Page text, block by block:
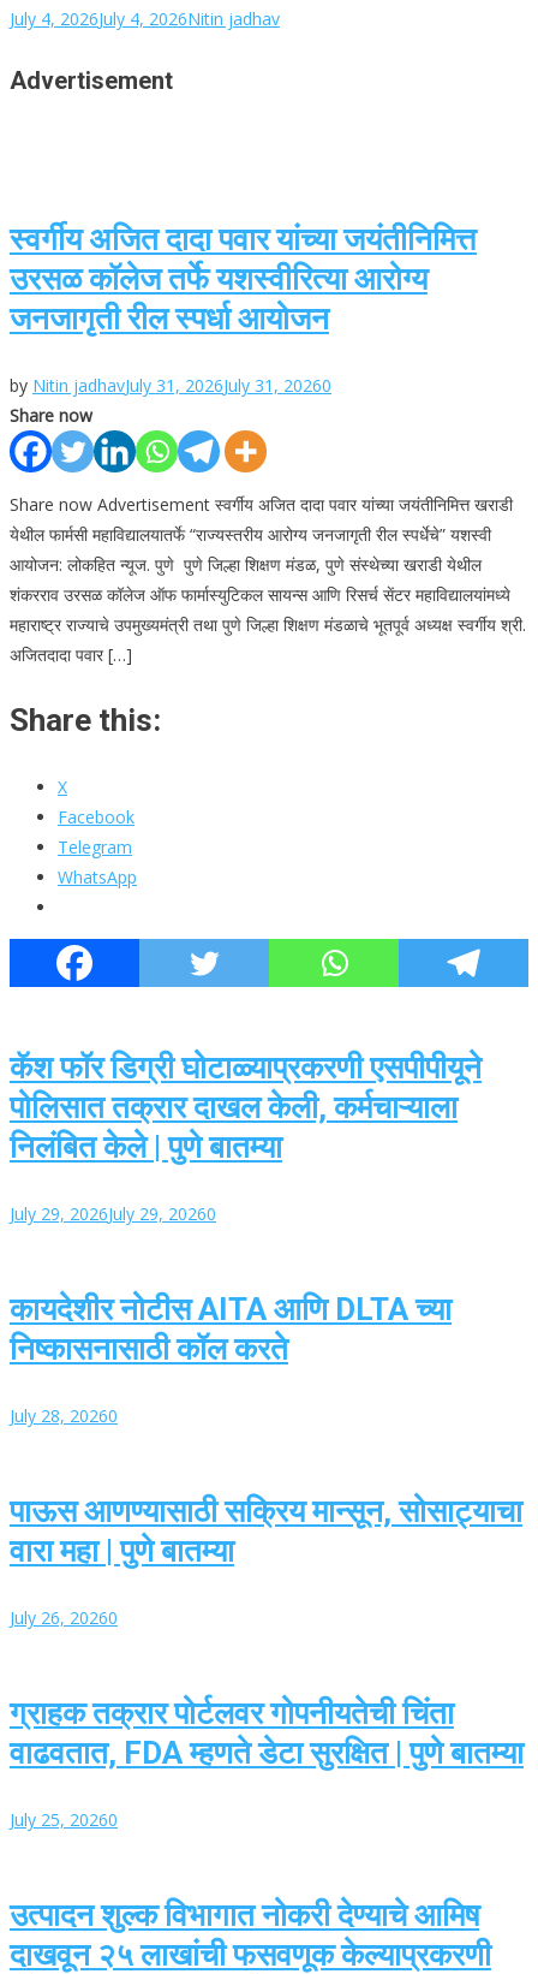
July 4, 2026July 4, 2026Nitin jadhav
Advertisement
स्वर्गीय अजित दादा पवार यांच्या जयंतीनिमित्त
उरसळ कॉलेज तर्फे यशस्वीरित्या आरोग्य
जनजागृती रील स्पर्धा आयोजन
by Nitin jadhavJuly 31, 2026July 31, 20260
Share now
Share now Advertisement स्वर्गीय अजित दादा पवार यांच्या जयंतीनिमित्त खराडी
येथील फार्मसी महाविद्यालयातर्फे “राज्यस्तरीय आरोग्य जनजागृती रील स्पर्धेचे” यशस्वी
आयोजन: लोकहित न्यूज. पुणे पुणे जिल्हा शिक्षण मंडळ, पुणे संस्थेच्या खराडी येथील
शंकरराव उरसळ कॉलेज ऑफ फार्मास्युटिकल सायन्स आणि रिसर्च सेंटर महाविद्यालयांमध्ये
महाराष्ट्र राज्याचे उपमुख्यमंत्री तथा पुणे जिल्हा शिक्षण मंडळाचे भूतपूर्व अध्यक्ष स्वर्गीय श्री.
अजितदादा पवार […]
Share this:
X
Facebook
Telegram
WhatsApp
कॅश फॉर डिग्री घोटाळ्याप्रकरणी एसपीपीयूने
पोलिसात तक्रार दाखल केली, कर्मचाऱ्याला
निलंबित केले | पुणे बातम्या
July 29, 2026July 29, 20260
कायदेशीर नोटीस AITA आणि DLTA च्या
निष्कासनासाठी कॉल करते
July 28, 20260
पाऊस आणण्यासाठी सक्रिय मान्सून, सोसाट्याचा
वारा महा | पुणे बातम्या
July 26, 20260
ग्राहक तक्रार पोर्टलवर गोपनीयतेची चिंता
वाढवतात, FDA म्हणते डेटा सुरक्षित | पुणे बातम्या
July 25, 20260
उत्पादन शुल्क विभागात नोकरी देण्याचे आमिष
दाखवून २५ लाखांची फसवणूक केल्याप्रकरणी